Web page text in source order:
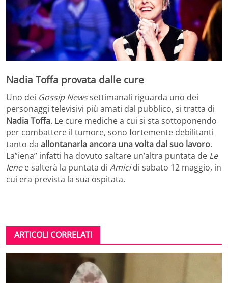
Nadia Toffa provata dalle cure
Uno dei Gossip Newssettimanali riguarda uno dei
personaggi televisivi più amati dal pubblico, si tratta di
Nadia Toffa. Le cure mediche a cui si sta sottoponendo
per combattere il tumore, sono fortemente debilitanti
tanto da allontanarla ancora una volta dal suo lavoro.
La”iena” infatti ha dovuto saltare un’altra puntata de Le
Ienee salterà la puntata di Amicidi sabato 12 maggio, in
cui era prevista la sua ospitata.
ARTICOLI CORRELATI